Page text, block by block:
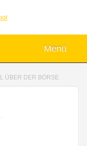
Menü
ÜBER DER BÖRSE